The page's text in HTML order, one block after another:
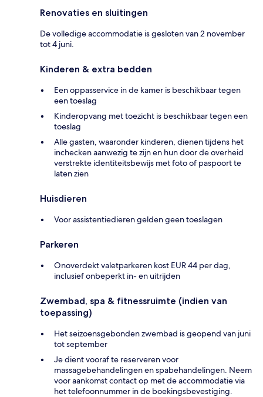
Renovaties en sluitingen
De volledige accommodatie is gesloten van 2 november
tot 4 juni.
Kinderen & extra bedden
Een oppasservice in de kamer is beschikbaar tegen
een toeslag
Kinderopvang met toezicht is beschikbaar tegen een
toeslag
Alle gasten, waaronder kinderen, dienen tijdens het
inchecken aanwezig te zijn en hun door de overheid
verstrekte identiteitsbewijs met foto of paspoort te
laten zien
Huisdieren
Voor assistentiedieren gelden geen toeslagen
Parkeren
Onoverdekt valetparkeren kost EUR 44 per dag,
inclusief onbeperkt in- en uitrijden
Zwembad, spa & fitnessruimte (indien van
toepassing)
Het seizoensgebonden zwembad is geopend van juni
tot september
Je dient vooraf te reserveren voor
massagebehandelingen en spabehandelingen. Neem
voor aankomst contact op met de accommodatie via
het telefoonnummer in de boekingsbevestiging.